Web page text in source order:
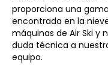
proporciona una
encontrada en la
máquinas de Air Ski y
duda técnica a
equipo.